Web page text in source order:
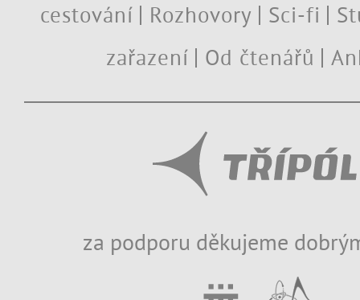
cestování Rozhovory Sci-fi
zařazení
Od čtenářů
za podporu děkujeme